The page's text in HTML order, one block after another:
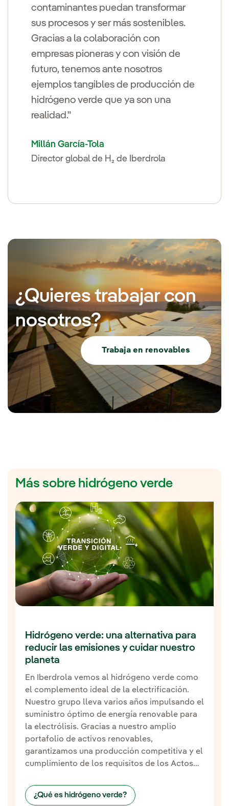
contaminantes puedan transformar
sus procesos y ser más sostenibles.
Gracias a la colaboración con
empresas pioneras y con visión de
futuro, tenemos ante nosotros
ejemplos tangibles de producción de
hidrógeno verde que ya son una
realidad."
Millán García-Tola
Director global de H₂ de Iberdrola
¿Quieres trabajar con
nosotros?
Trabaja en renovables
Más sobre hidrógeno verde
Hidrógeno verde: una alternativa para
reducir las emisiones y cuidar nuestro
planeta
En Iberdrola vemos al hidrógeno verde como
el complemento ideal de la electrificación.
Nuestro grupo lleva varios años impulsando el
suministro óptimo de energía renovable para
la electrólisis. Gracias a nuestro amplio
portafolio de activos renovables,
garantizamos una producción competitiva y el
cumplimiento de los requisitos de los Actos
(combustibles renovables de origen no
biológico).
¿Qué es hidrógeno verde?